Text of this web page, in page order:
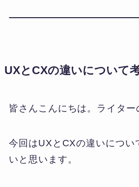
UXとCXの違いについて
皆さんこんにちは。ライター
今回はUXとCXの違いについ
いと思います。